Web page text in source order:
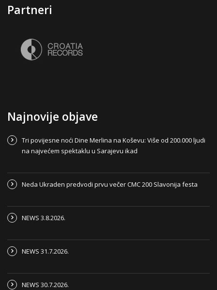
Partneri
Najnovije objave
Tri povijesne noći Dine Merlina na Koševu: Više od 200.000 ljudi
na najvećem spektaklu u Sarajevu ikad
Neda Ukraden predvodi prvu večer CMC 200 Slavonija festa
NEWS 3.8.2026.
NEWS 31.7.2026.
NEWS 30.7.2026.